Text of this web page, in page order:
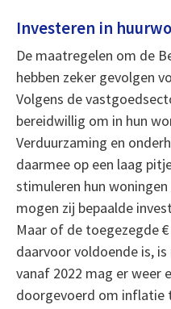
Investeren in
De maatregelen om de
hebben zeker gevolgen
Volgens de
bereidwillig om in hun
Verduurzaming en
daarmee op een laag
stimuleren hun
mogen zij bepaalde
Maar of de toegezegde
daarvoor voldoende is,
vanaf 2022 mag er weer
doorgevoerd om inflatie